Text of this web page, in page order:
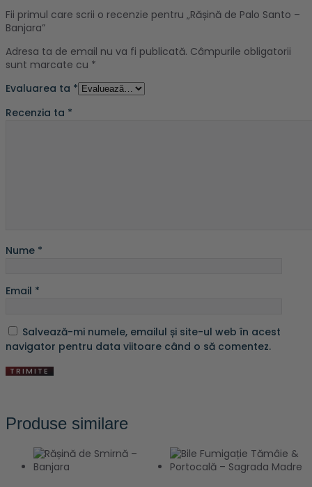
Fii primul care scrii o recenzie pentru „Rășină de Palo Santo –
Banjara”
Adresa ta de email nu va fi publicată. Câmpurile obligatorii
sunt marcate cu *
Evaluarea ta *
Recenzia ta *
Nume *
Email *
Salvează-mi numele, emailul și site-ul web în acest
navigator pentru data viitoare când o să comentez.
Produse similare